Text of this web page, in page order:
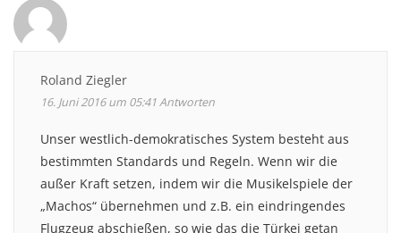
Roland Ziegler
16. Juni 2016 um 05:41Antworten
Unser westlich-demokratisches System besteht aus
bestimmten Standards und Regeln. Wenn wir die
außer Kraft setzen, indem wir die Musikelspiele der
„Machos“ übernehmen und z.B. ein eindringendes
Flugzeug abschießen, so wie das die Türkei getan